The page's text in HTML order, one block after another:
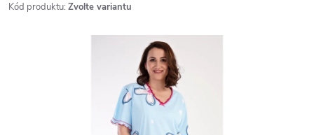
Kód produktu: Zvolte variantu